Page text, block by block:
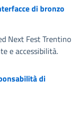
di bronzo
Next Fest Trentino
e accessibilità.
di